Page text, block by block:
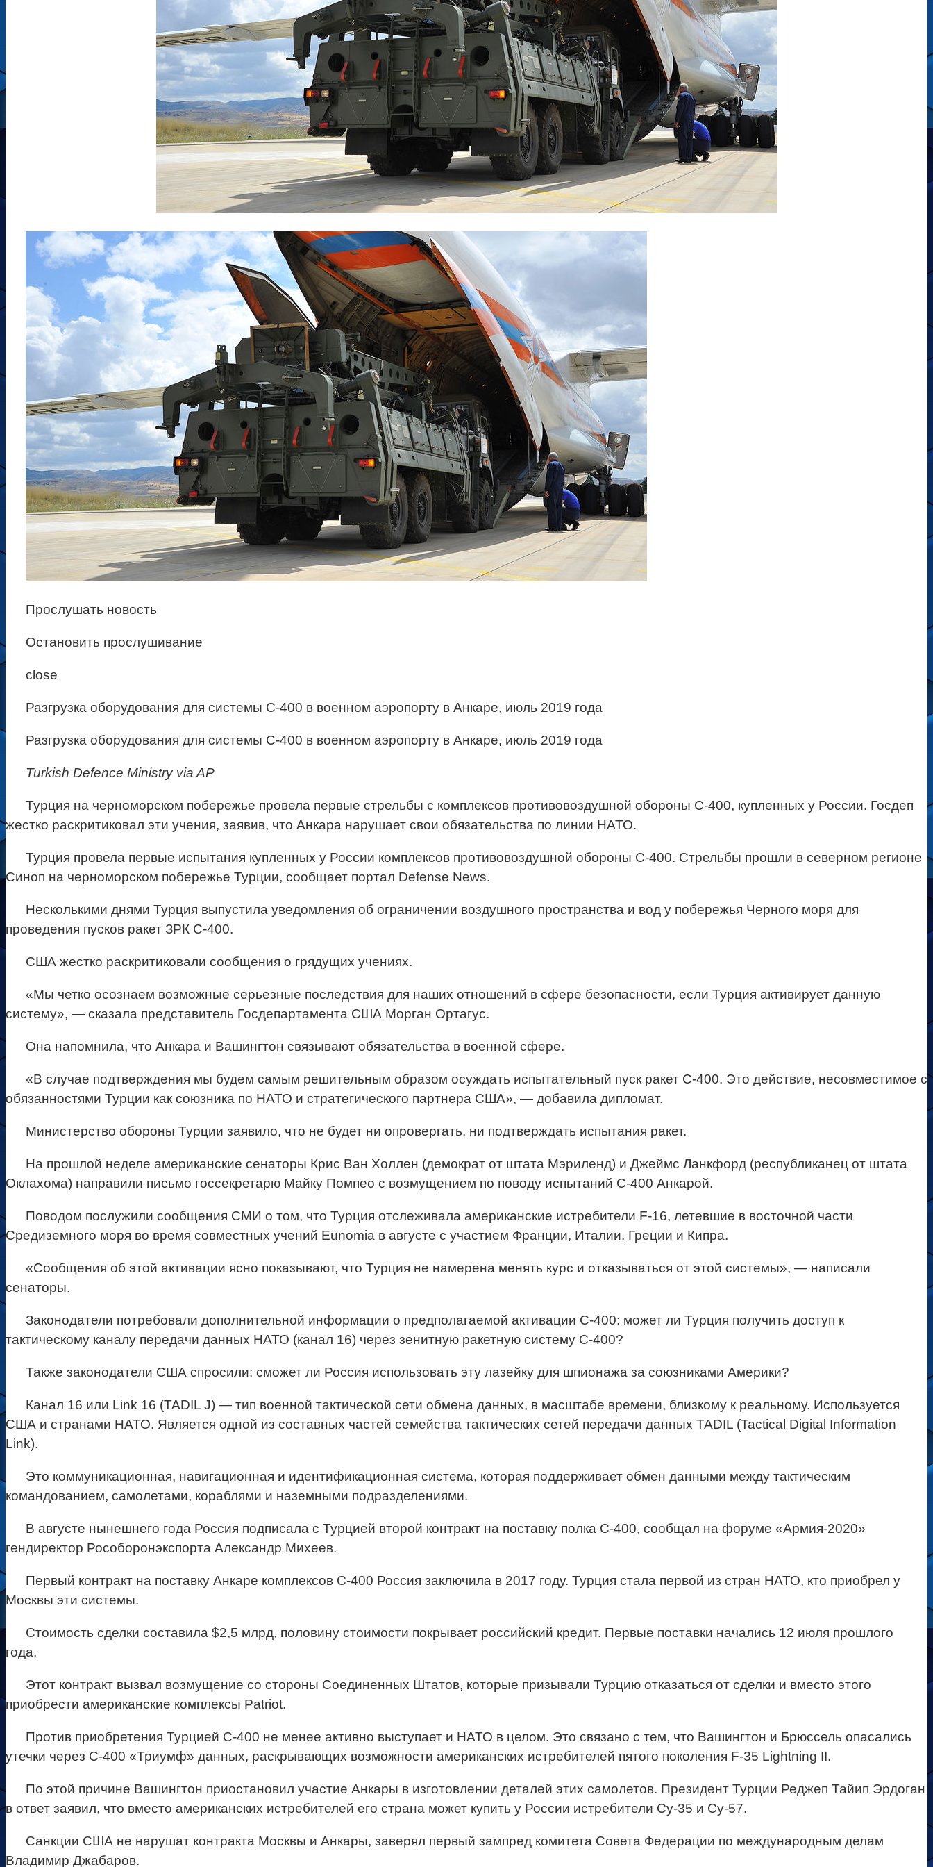
Прослушать новость
Остановить прослушивание
close
Разгрузка оборудования для системы С-400 в военном аэропорту в Анкаре, июль 2019 года
Разгрузка оборудования для системы С-400 в военном аэропорту в Анкаре, июль 2019 года
Turkish Defence Ministry via AP
Турция на черноморском побережье провела первые стрельбы с комплексов противовоздушной обороны С-400, купленных у России. Госдеп
жестко раскритиковал эти учения, заявив, что Анкара нарушает свои обязательства по линии НАТО.
Турция провела первые испытания купленных у России комплексов противовоздушной обороны С-400. Стрельбы прошли в северном регионе
Синоп на черноморском побережье Турции, сообщает портал Defense News.
Несколькими днями Турция выпустила уведомления об ограничении воздушного пространства и вод у побережья Черного моря для
проведения пусков ракет ЗРК С-400.
США жестко раскритиковали сообщения о грядущих учениях.
«Мы четко осознаем возможные серьезные последствия для наших отношений в сфере безопасности, если Турция активирует данную
систему», — сказала представитель Госдепартамента США Морган Ортагус.
Она напомнила, что Анкара и Вашингтон связывают обязательства в военной сфере.
«В случае подтверждения мы будем самым решительным образом осуждать испытательный пуск ракет С-400. Это действие, несовместимое с
обязанностями Турции как союзника по НАТО и стратегического партнера США», — добавила дипломат.
Министерство обороны Турции заявило, что не будет ни опровергать, ни подтверждать испытания ракет.
На прошлой неделе американские сенаторы Крис Ван Холлен (демократ от штата Мэриленд) и Джеймс Ланкфорд (республиканец от штата
Оклахома) направили письмо госсекретарю Майку Помпео с возмущением по поводу испытаний С-400 Анкарой.
Поводом послужили сообщения СМИ о том, что Турция отслеживала американские истребители F-16, летевшие в восточной части
Средиземного моря во время совместных учений Eunomia в августе с участием Франции, Италии, Греции и Кипра.
«Сообщения об этой активации ясно показывают, что Турция не намерена менять курс и отказываться от этой системы», — написали
сенаторы.
Законодатели потребовали дополнительной информации о предполагаемой активации С-400: может ли Турция получить доступ к
тактическому каналу передачи данных НАТО (канал 16) через зенитную ракетную систему С-400?
Также законодатели США спросили: сможет ли Россия использовать эту лазейку для шпионажа за союзниками Америки?
Канал 16 или Link 16 (TADIL J) — тип военной тактической сети обмена данных, в масштабе времени, близкому к реальному. Используется
США и странами НАТО. Является одной из составных частей семейства тактических сетей передачи данных TADIL (Tactical Digital Information
Link).
Это коммуникационная, навигационная и идентификационная система, которая поддерживает обмен данными между тактическим
командованием, самолетами, кораблями и наземными подразделениями.
В августе нынешнего года Россия подписала с Турцией второй контракт на поставку полка С-400, сообщал на форуме «Армия-2020»
гендиректор Рособоронэкспорта Александр Михеев.
Первый контракт на поставку Анкаре комплексов С-400 Россия заключила в 2017 году. Турция стала первой из стран НАТО, кто приобрел у
Москвы эти системы.
Стоимость сделки составила $2,5 млрд, половину стоимости покрывает российский кредит. Первые поставки начались 12 июля прошлого
года.
Этот контракт вызвал возмущение со стороны Соединенных Штатов, которые призывали Турцию отказаться от сделки и вместо этого
приобрести американские комплексы Patriot.
Против приобретения Турцией С-400 не менее активно выступает и НАТО в целом. Это связано с тем, что Вашингтон и Брюссель опасались
утечки через С-400 «Триумф» данных, раскрывающих возможности американских истребителей пятого поколения F-35 Lightning II.
По этой причине Вашингтон приостановил участие Анкары в изготовлении деталей этих самолетов. Президент Турции Реджеп Тайип Эрдоган
в ответ заявил, что вместо американских истребителей его страна может купить у России истребители Су-35 и Су-57.
Санкции США не нарушат контракта Москвы и Анкары, заверял первый зампред комитета Совета Федерации по международным делам
Владимир Джабаров.